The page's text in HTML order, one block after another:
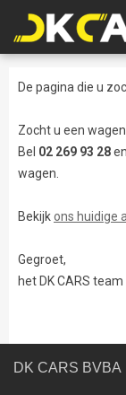
De pagina die u
Zocht u een
Bel 02 269 93 28
wagen.
Bekijkons huidige
Gegroet,
het DK CARS team
DK CARS BVBA